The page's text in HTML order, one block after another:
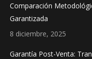
new
window
new
window
new
window
Comparación
Garantizada
8 diciembre, 2025
Garantía Post-Venta: